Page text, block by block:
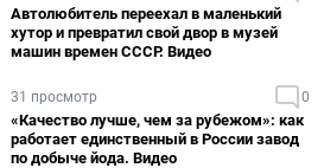
Автолюбитель переехал в маленький
хутор и превратил свой двор в музей
машин времен СССР. Видео
31 просмотр 0
«Качество лучше, чем за рубежом»: как
работает единственный в России завод
по добыче йода. Видео